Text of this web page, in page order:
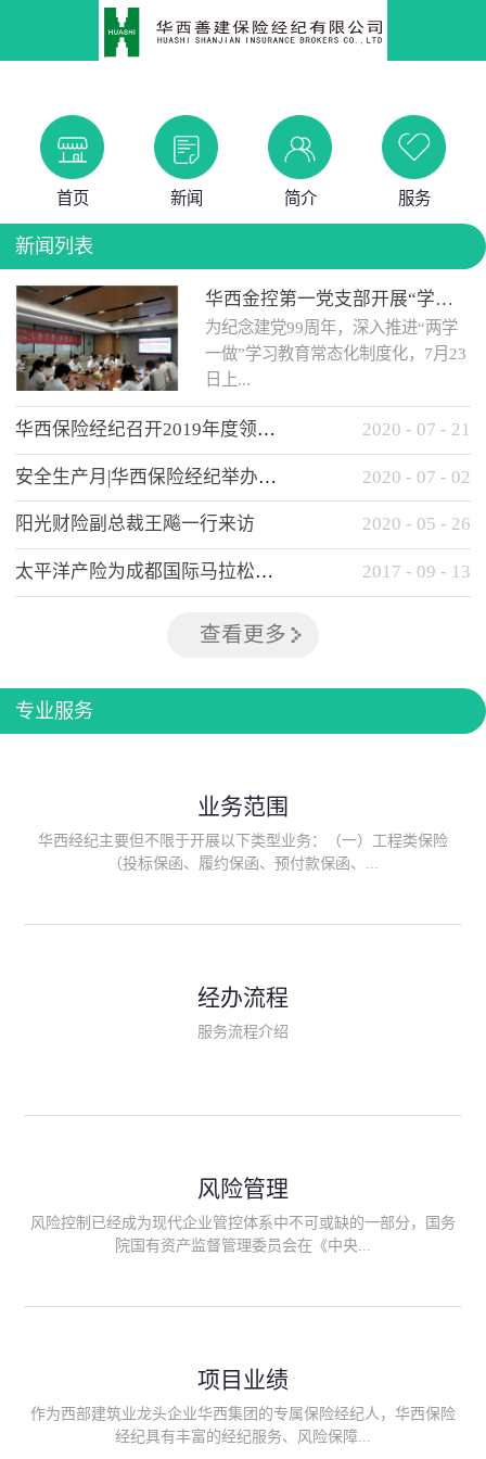
首页 新闻 简介 服务
新闻列表
华西金控第一党支部开展“学党史 知党情 做合格党员”主题教育工作会
为纪念建党99周年，深入推进“两学
一做”学习教育常态化制度化，7月23
日上...
午，华西金控第一党支部举办了“学
党史、知党情、...
华西保险经纪召开2019年度领导班子述职考核工作会 2020 - 07 - 21
安全生产月|华西保险经纪举办应急消防安全知识培训 2020 - 07 - 02
阳光财险副总裁王飚一行来访 2020 - 05 - 26
太平洋产险为成都国际马拉松提供全方位保险保障 2017 - 09 - 13
查看更多
专业服务
业务范围
华西经纪主要但不限于开展以下类型业务：（一）工程类保险
（投标保函、履约保函、预付款保函、...
险、政府公共安全责任保险/自然灾害公众责任保险、精神病监护
人责任险、首台套/首版次保险、科技保险等）；（三）传统财产
险产品；（六）保险招投标业务。随着业务的开展，华西经纪会
供专业、优质的保险经纪服务。
经办流程
服务流程介绍
风险管理
风险控制已经成为现代企业管控体系中不可或缺的一部分，国务
院国有资产监督管理委员会在《中央...
能够为客户降低风险管理成本，提高经营效率；能够为企业提供
从风险评估、风险分析、风险防范、风险转移到灾后防损、索赔
等全方位、全过程、专家式的服务，拓展和深化由保险公司提供
项目业绩
作为西部建筑业龙头企业华西集团的专属保险经纪人，华西保险
经纪具有丰富的经纪服务、风险保障...